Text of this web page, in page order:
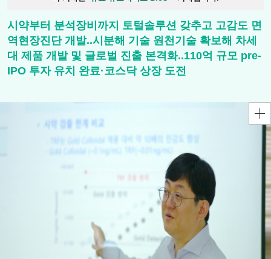
시약부터 분석장비까지 토털솔루션 갖추고 고감도 면
역현장진단 개발..시분해 기술 원천기술 확보해 차세
대 제품 개발 및 글로벌 진출 본격화..110억 규모 pre-
IPO 투자 유치 완료·코스닥 상장 도전